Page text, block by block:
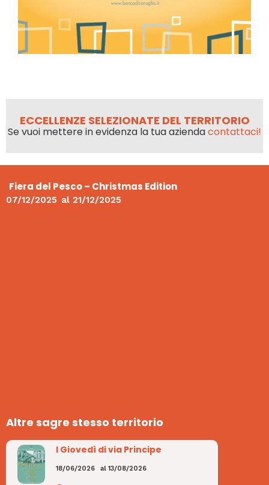
ECCELLENZE SELEZIONATE DEL TERRITORIO
Se vuoi mettere in evidenza la tua aziendacontattaci!
Fiera del Pesco – Christmas Edition
07/12/2025 al 21/12/2025
Altre sagre stesso territorio
I Giovedì di via Principe
18/06/2026 al 13/08/2026